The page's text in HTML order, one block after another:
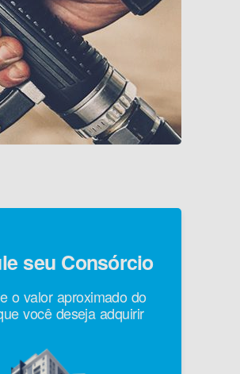
seu Consórcio
o valor aproximado do
você deseja adquirir